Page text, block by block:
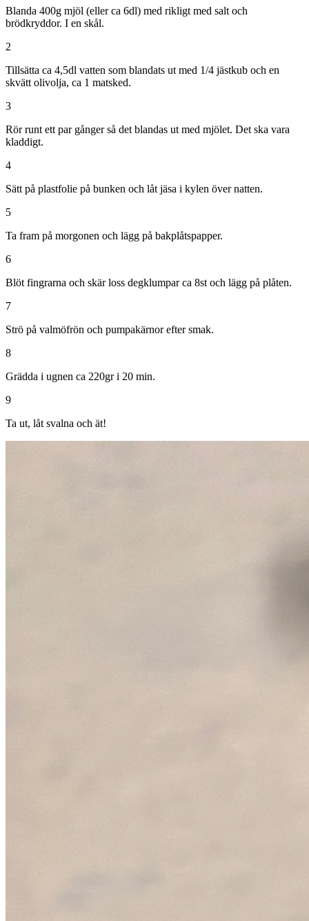
Blanda 400g mjöl (eller ca 6dl) med rikligt med salt och
brödkryddor. I en skål.
2
Tillsätta ca 4,5dl vatten som blandats ut med 1/4 jästkub och en
skvätt olivolja, ca 1 matsked.
3
Rör runt ett par gånger så det blandas ut med mjölet. Det ska vara
kladdigt.
4
Sätt på plastfolie på bunken och låt jäsa i kylen över natten.
5
Ta fram på morgonen och lägg på bakplåtspapper.
6
Blöt fingrarna och skär loss degklumpar ca 8st och lägg på plåten.
7
Strö på valmöfrön och pumpakärnor efter smak.
8
Grädda i ugnen ca 220gr i 20 min.
9
Ta ut, låt svalna och ät!